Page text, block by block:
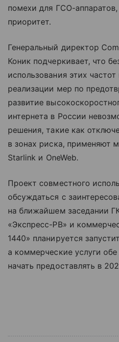
помехи для ГСО-
приоритет.
Генеральный директор
Коник подчеркивает, что
использования этих
реализации мер по
развитие
интернета в России
решения, такие как
в зонах риска, применяют
Starlink и OneWeb.
Проект совместного
обсуждаться с
на ближайшем заседании
«Экспресс-РВ» и
1440» планируется
а коммерческие услуги
начать предоставлять в